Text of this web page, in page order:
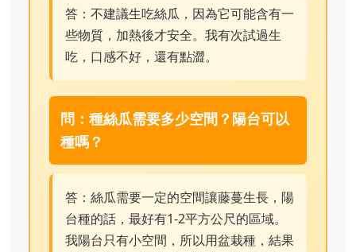
答：不建議生吃絲瓜，因為它可能含有一
些物質，加熱後才安全。我有次試過生
吃，口感不好，還有點澀。
問：種絲瓜需要多少空間？陽台可以
種嗎？
答：絲瓜需要一定的空間讓藤蔓生長，陽
台種的話，最好有1-2平方公尺的區域。
我陽台只有小空間，所以用盆栽種，結果